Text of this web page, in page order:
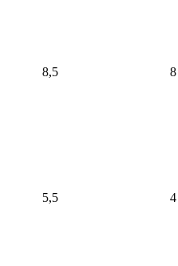
8,5
8
5,5
4